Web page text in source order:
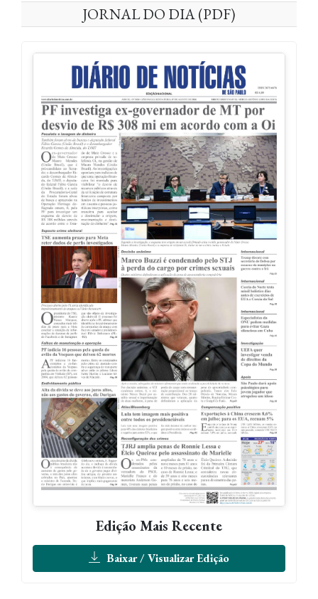
JORNAL DO DIA (PDF)
Edição Mais Recente
Baixar / Visualizar Edição